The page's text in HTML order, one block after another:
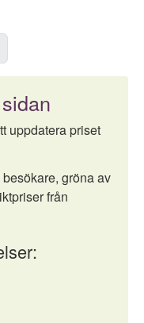
uppdatera priset
gröna av
från